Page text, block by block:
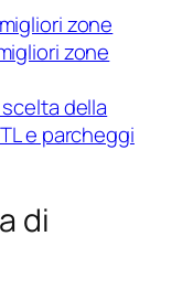
zone
zone
della
e parcheggi
di